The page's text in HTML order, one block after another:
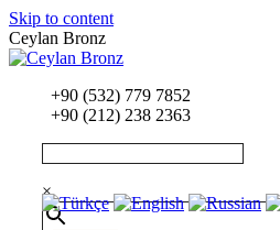
Skip to content
Ceylan Bronz
+90 (532) 779 7852
+90 (212) 238 2363
×